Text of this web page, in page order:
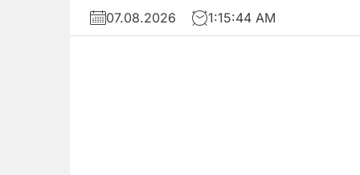
Skip
07.08.2026 1:15:45 AM